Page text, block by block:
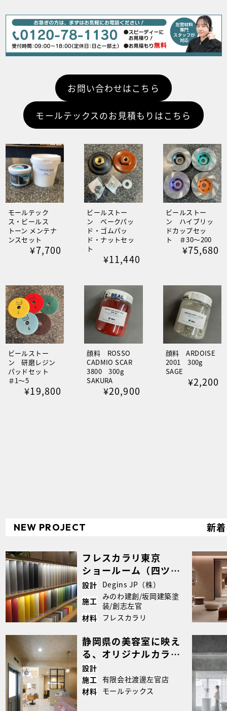
お問い合わせはこちら
モールテックスのお見積もりはこちら
モールテック
ス・ビールス
トーン メンテナ
ンスセット
¥7,700
ビールストー
ン ベークパッ
ド・ゴムパッ
ド・ナットセッ
ト
¥11,440
ビールストー
ン ハイブリッ
ドカップセッ
ト ＃30～200
¥75,680
ビールストー
ン 研磨レジン
パッドセット
＃1～5
¥19,800
顔料 ROSSO
CADMIO SCAR
3800 300g
SAKURA
¥20,900
顔料 ARDOISE
2001 300g
SAGE
¥2,200
NEW PROJECT 新
フレスカラリ東京
ショールーム（四ツ
谷）｜壁・床から什
器・水回りまで仕上げ
たトータル左官空間｜
case6076
設計 Degins JP（株）
施工 みのわ建創/坂岡建築塗
装/創志左官
材料
フレスカラリ
静岡県の美容室に映え
る、オリジナルカラー
のモールテックスカウ
ンター｜case5355
設計
施工 有限会社渡邊左官店
材料 モールテックス